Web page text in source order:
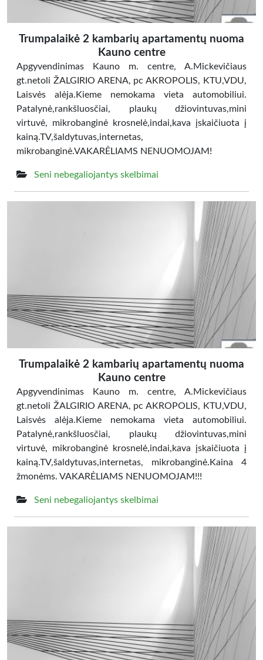
Trumpalaikė 2 kambarių apartamentų nuoma
Kauno centre
Apgyvendinimas Kauno m. centre, A.Mickevičiaus
gt.netoli ŽALGIRIO ARENA, pc AKROPOLIS, KTU,VDU,
Laisvės alėja.Kieme nemokama vieta automobiliui.
Patalynė,rankšluosčiai, plaukų džiovintuvas,mini
virtuvė, mikrobanginė krosnelė,indai,kava įskaičiuota į
kainą.TV,šaldytuvas,internetas,
mikrobanginė.VAKARĖLIAMS NENUOMOJAM!
Seni nebegaliojantys skelbimai
Trumpalaikė 2 kambarių apartamentų nuoma
Kauno centre
Apgyvendinimas Kauno m. centre, A.Mickevičiaus
gt.netoli ŽALGIRIO ARENA, pc AKROPOLIS, KTU,VDU,
Laisvės alėja.Kieme nemokama vieta automobiliui.
Patalynė,rankšluosčiai, plaukų džiovintuvas,mini
virtuvė, mikrobanginė krosnelė,indai,kava įskaičiuota į
kainą.TV,šaldytuvas,internetas, mikrobanginė.Kaina 4
žmonėms. VAKARĖLIAMS NENUOMOJAM!!!
Seni nebegaliojantys skelbimai